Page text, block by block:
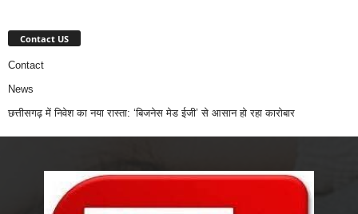
Contact US
Contact
News
छत्तीसगढ़ में निवेश का नया रास्ता: ‘बिजनेस मेड ईजी’ से आसान हो रहा कारोबार